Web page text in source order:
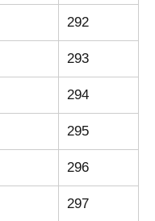
292
293
294
295
296
297